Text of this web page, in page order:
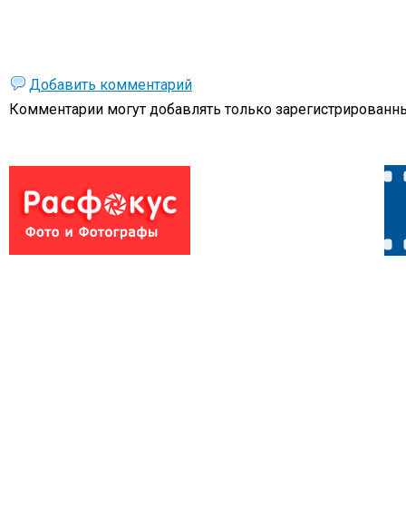
Добавить комментарий
Комментарии могут добавлять только